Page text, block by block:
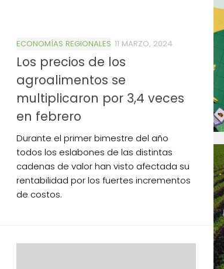
ECONOMÍAS REGIONALES 11 MARZO, 2024
Los precios de los
agroalimentos se
multiplicaron por 3,4 veces
en febrero
Durante el primer bimestre del año
todos los eslabones de las distintas
cadenas de valor han visto afectada su
rentabilidad por los fuertes incrementos
de costos.